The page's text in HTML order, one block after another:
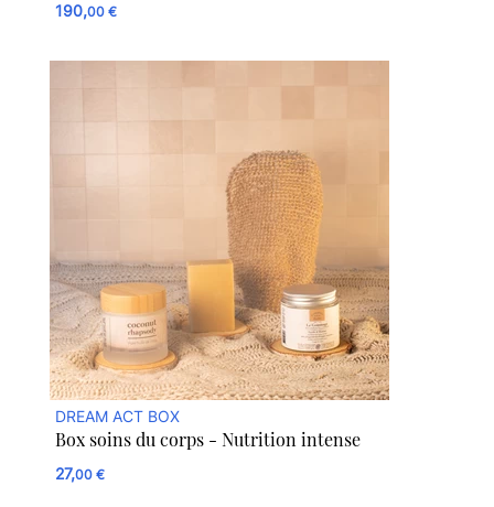
190,00 €
DREAM ACT BOX
Box soins du corps - Nutrition intense
27,00 €